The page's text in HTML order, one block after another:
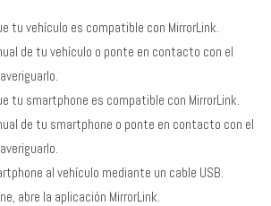
tu vehículo es compatible con MirrorLink.
de tu vehículo o ponte en contacto con el
tu smartphone es compatible con MirrorLink.
de tu smartphone o ponte en contacto con el
al vehículo mediante un cable USB.
abre la aplicación MirrorLink.